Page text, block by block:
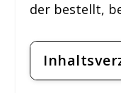
der bestellt,